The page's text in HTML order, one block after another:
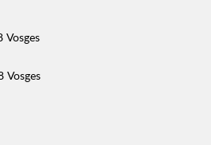
Vosges
Vosges